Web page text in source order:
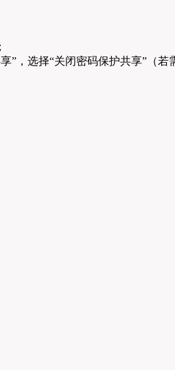
”，选择“关闭密码保护共享”（若